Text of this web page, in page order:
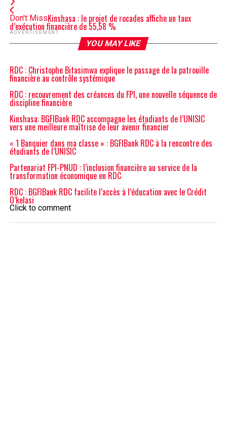
Don't MissKinshasa : le projet de rocades affiche un taux
d’exécution financière de 55,58 %
ADVERTISEMENT
YOU MAY LIKE
RDC : Christophe Bitasimwa explique le passage de la patrouille
financière au contrôle systémique
RDC : recouvrement des créances du FPI, une nouvelle séquence de
discipline financière
Kinshasa: BGFIBank RDC accompagne les étudiants de l’UNISIC
vers une meilleure maîtrise de leur avenir financier
« 1 Banquier dans ma classe » : BGFIBank RDC à la rencontre des
étudiants de l’UNISIC
Partenariat FPI-PNUD : l’inclusion financière au service de la
transformation économique en RDC
RDC : BGFIBank RDC facilite l’accès à l’éducation avec le Crédit
O’kelasi
Click to comment